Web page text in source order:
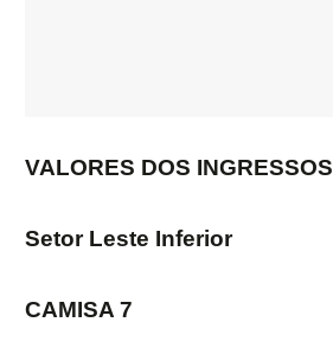
VALORES DOS INGRESSOS
Setor Leste Inferior
CAMISA 7